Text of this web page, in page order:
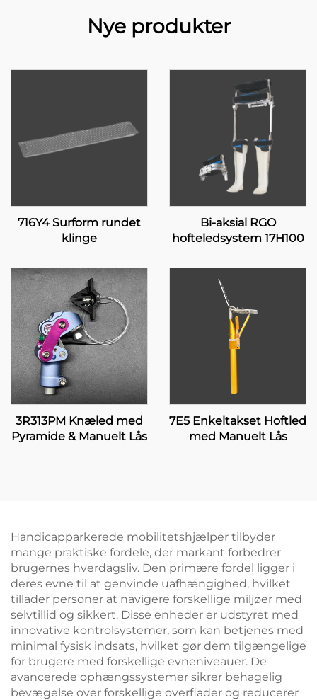
Nye produkter
716Y4 Surform rundet
klinge
Bi-aksial RGO
hofteledsystem 17H100
3R313PM Knæled med
Pyramide & Manuelt Lås
7E5 Enkeltakset Hoftled
med Manuelt Lås
Handicapparkerede mobilitetshjælper tilbyder
mange praktiske fordele, der markant forbedrer
brugernes hverdagsliv. Den primære fordel ligger i
deres evne til at genvinde uafhængighed, hvilket
tillader personer at navigere forskellige miljøer med
selvtillid og sikkert. Disse enheder er udstyret med
innovative kontrolsystemer, som kan betjenes med
minimal fysisk indsats, hvilket gør dem tilgængelige
for brugere med forskellige evneniveauer. De
avancerede ophængssystemer sikrer behagelig
bevægelse over forskellige overflader og reducerer